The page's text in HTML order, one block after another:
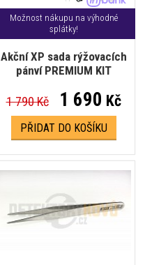
Možnost nákupu na výhodné
splátky!
Akční XP sada rýžovacích
pánví PREMIUM KIT
1 790 Kč 1 690 Kč
PŘIDAT DO KOŠÍKU